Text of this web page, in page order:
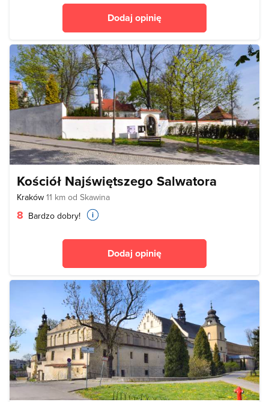
Dodaj opinię
Kościół Najświętszego Salwatora
Kraków 11 km od Skawina
8 Bardzo dobry!
Dodaj opinię